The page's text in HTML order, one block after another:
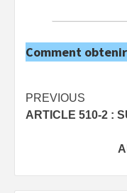
Comment
Post
PREVIOUS
ARTICLE 510-2 :